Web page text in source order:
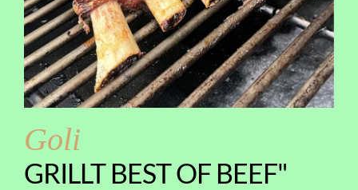
Goli
GRILLT BEST OF BEEF"